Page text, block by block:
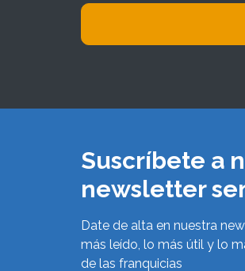
Suscríbete a
newsletter
Date de alta en nuestra
más leído, lo más útil y lo
de las franquicias